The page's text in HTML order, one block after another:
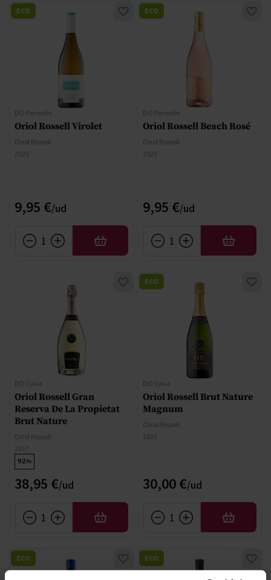
DO Penedès
Oriol Rossell Virolet
Oriol Rossell
2025
9,95 €
ECO
AÑADIR
DO Penedès
Oriol Rossell Beach Rosé
Oriol Rossell
2025
9,95 €
ECO
AÑADIR
DO Cava
Oriol Rossell Gran
Reserva De La Propietat
Brut Nature
Oriol Rossell
2017
92Pe
38,95 €
AÑADIR
DO Cava
Oriol Rossell Brut Nature
Magnum
Oriol Rossell
2023
30,00 €
ECO
AÑADIR
ECO ECO